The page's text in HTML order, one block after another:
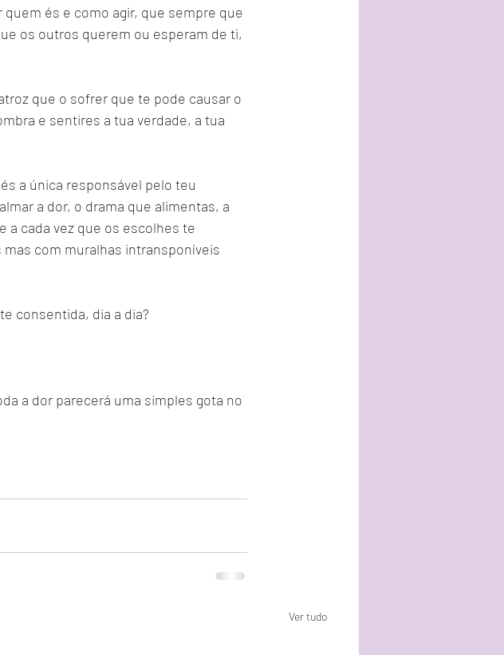
és e como agir, que sempre que
os outros querem ou esperam de ti,
que o sofrer que te pode causar o
e sentires a tua verdade, a tua
a única responsável pelo teu
a dor, o drama que alimentas, a
a cada vez que os escolhes te
com muralhas intransponíveis
consentida, dia a dia?
a dor parecerá uma simples gota no
Ver tudo